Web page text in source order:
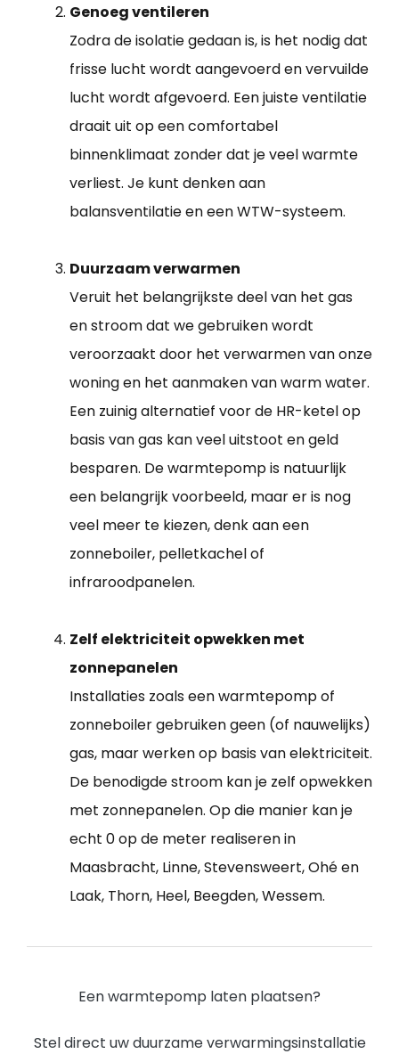
Genoeg ventileren
Zodra de isolatie gedaan is, is het nodig dat
frisse lucht wordt aangevoerd en vervuilde
lucht wordt afgevoerd. Een juiste ventilatie
draait uit op een comfortabel
binnenklimaat zonder dat je veel warmte
verliest. Je kunt denken aan
balansventilatie en een WTW-systeem.
Duurzaam verwarmen
Veruit het belangrijkste deel van het gas
en stroom dat we gebruiken wordt
veroorzaakt door het verwarmen van onze
woning en het aanmaken van warm water.
Een zuinig alternatief voor de HR-ketel op
basis van gas kan veel uitstoot en geld
besparen. De warmtepomp is natuurlijk
een belangrijk voorbeeld, maar er is nog
veel meer te kiezen, denk aan een
zonneboiler, pelletkachel of
infraroodpanelen.
Zelf elektriciteit opwekken met
zonnepanelen
Installaties zoals een warmtepomp of
zonneboiler gebruiken geen (of nauwelijks)
gas, maar werken op basis van elektriciteit.
De benodigde stroom kan je zelf opwekken
met zonnepanelen. Op die manier kan je
echt 0 op de meter realiseren in
Maasbracht, Linne, Stevensweert, Ohé en
Laak, Thorn, Heel, Beegden, Wessem.
Een warmtepomp laten plaatsen?
Stel direct uw duurzame verwarmingsinstallatie